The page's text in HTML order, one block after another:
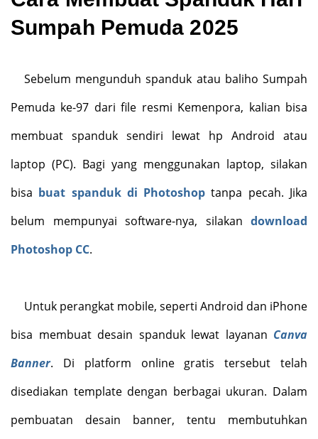
Sumpah Pemuda 2025
Sebelum mengunduh spanduk atau baliho Sumpah
Pemuda ke-97 dari file resmi Kemenpora, kalian bisa
membuat spanduk sendiri lewat hp Android atau
laptop (PC). Bagi yang menggunakan laptop, silakan
bisa buat spanduk di Photoshop tanpa pecah. Jika
belum mempunyai software-nya, silakan download
Photoshop CC.
Untuk perangkat mobile, seperti Android dan iPhone
bisa membuat desain spanduk lewat layanan Canva
Banner. Di platform online gratis tersebut telah
disediakan template dengan berbagai ukuran. Dalam
pembuatan desain banner, tentu membutuhkan